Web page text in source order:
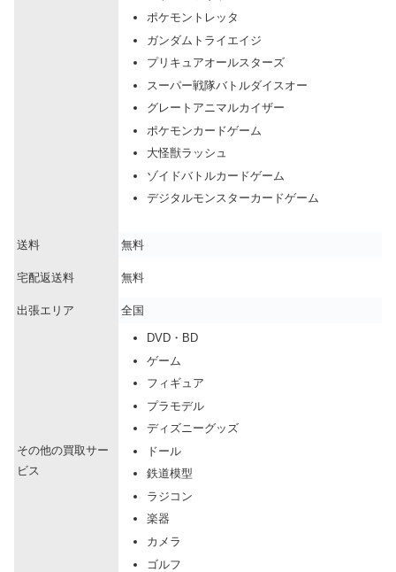
ポケモントレッタ
ガンダムトライエイジ
プリキュアオールスターズ
スーパー戦隊バトルダイスオー
グレートアニマルカイザー
ポケモンカードゲーム
大怪獣ラッシュ
ゾイドバトルカードゲーム
デジタルモンスターカードゲーム
送料 無料
宅配返送料 無料
出張エリア 全国
その他の買取サー
ビス
DVD・BD
ゲーム
フィギュア
プラモデル
ディズニーグッズ
ドール
鉄道模型
ラジコン
楽器
カメラ
ゴルフ